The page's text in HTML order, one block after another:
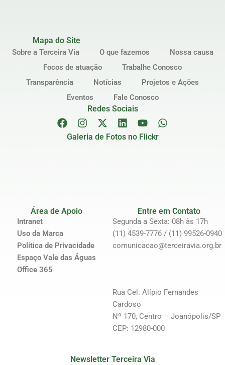
Mapa do Site
Sobre a Terceira Via O que fazemos
Nossa causa
Focos de atuação
Trabalhe Conosco
Transparência
Notícias
Projetos e Ações
Eventos
Fale Conosco
Redes Sociais
Galeria de Fotos no Flickr
Área de Apoio
Intranet
Uso da Marca
Política de Privacidade
Espaço Vale das Águas
Office 365
Entre em Contato
Segunda a Sexta: 08h às 17h
(11) 4539-7776 / (11) 99526-0940
comunicacao@terceiravia.org.br
Rua Cel. Alípio Fernandes
Cardoso
Nº 170, Centro – Joanópolis/SP
CEP: 12980-000
Newsletter Terceira Via